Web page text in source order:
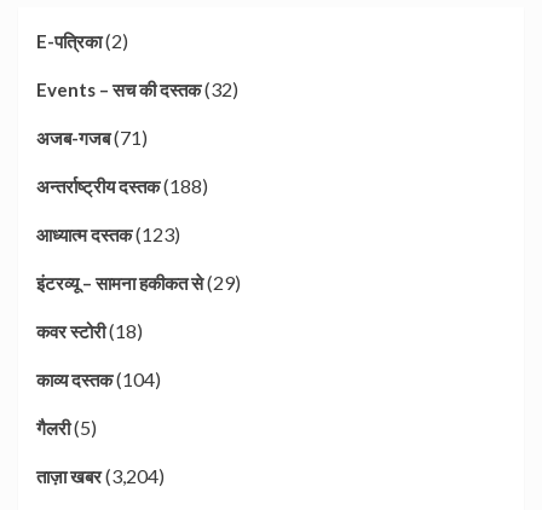
E-पत्रिका(2)
Events – सच की दस्तक(32)
अजब-गजब(71)
अन्तर्राष्ट्रीय दस्तक(188)
आध्यात्म दस्तक(123)
इंटरव्यू – सामना हकीकत से(29)
कवर स्टोरी(18)
काव्य दस्तक(104)
गैलरी(5)
ताज़ा खबर(3,204)